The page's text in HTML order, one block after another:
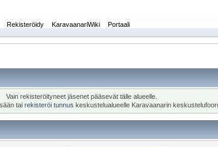
Rekisteröidy KaravaanariWiki Portaali
Vain rekisteröityneet jäsenet pääsevät tälle alueelle.
tai rekisteröi tunnus keskustelualueelle Karavaanarin